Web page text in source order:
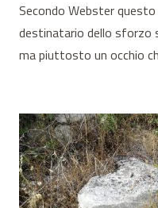
Secondo Webster questo
destinatario dello sforzo
ma piuttosto un occhio